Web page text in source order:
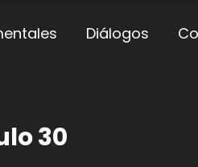
Diálogos
30